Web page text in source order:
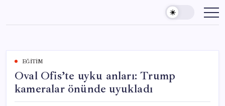
content
EĞITIM
Oval Ofis’te uyku anları: Trump
kameralar önünde uyukladı